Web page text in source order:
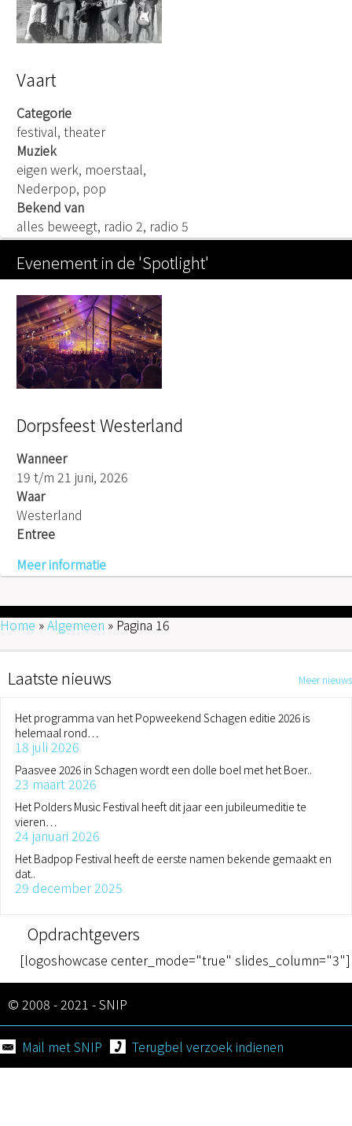
Vaart
Categorie
festival, theater
Muziek
eigen werk, moerstaal,
Nederpop, pop
Bekend van
alles beweegt, radio 2, radio 5
Evenement in de 'Spotlight'
Dorpsfeest Westerland
Wanneer
19 t/m 21 juni, 2026
Waar
Westerland
Entree
Meer informatie
Home »Algemeen » Pagina 16
Laatste nieuws Meer nieuws
Het programma van het Popweekend Schagen editie 2026 is
helemaal rond…
18 juli 2026
Paasvee 2026 in Schagen wordt een dolle boel met het Boer..
23 maart 2026
Het Polders Music Festival heeft dit jaar een jubileumeditie te
vieren…
24 januari 2026
Het Badpop Festival heeft de eerste namen bekende gemaakt en
dat..
29 december 2025
Opdrachtgevers
[logoshowcase center_mode="true" slides_column="3"]
© 2008 - 2021 - SNIP
Mail met SNIP Terugbel verzoek indienen